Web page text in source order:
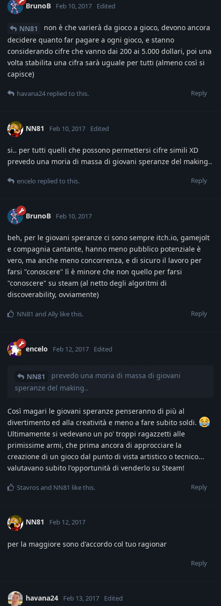
BrunoB Feb 10, 2017 Edited
NN81
non è che varierà da gioco a gioco, devono ancora
decidere quanto far pagare a ogni gioco, e stanno
considerando cifre che vanno dai 200 ai 5.000 dollari, poi una
volta stabilita una cifra sarà uguale per tutti (almeno così si
capisce)
Reply
havana24 replied to this.
NN81 Feb 10, 2017 Edited
si.. per tutti quelli che possono permettersi cifre simili XD
prevedo una moria di massa di giovani speranze del making..
Reply
encelo replied to this.
BrunoB Feb 10, 2017
beh, per le giovani speranze ci sono sempre itch.io, gamejolt
e compagnia cantante, hanno meno pubblico potenziale è
vero, ma anche meno concorrenza, e di sicuro il lavoro per
farsi "conoscere" lì è minore che non quello per farsi
"conoscere" su steam (al netto degli algoritmi di
discoverability, ovviamente)
Reply
NN81 and Ally like this.
encelo Feb 12, 2017 Edited
NN81
prevedo una moria di massa di giovani
speranze del making..
Così magari le giovani speranze penseranno di più al
divertimento ed alla creatività e meno a fare subito soldi.
Ultimamente si vedevano un po' troppi ragazzetti alle
primissime armi, che prima ancora di approcciare la
creazione di un gioco dal punto di vista artistico o tecnico...
valutavano subito l'opportunità di venderlo su Steam!
Reply
Stavrosand NN81 like this.
NN81 Feb 12, 2017
per la maggiore sono d'accordo col tuo ragionar
Reply
havana24 Feb 13, 2017 Edited